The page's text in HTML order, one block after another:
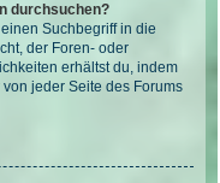
durchsuchen?
Suchbegriff in die
der Foren- oder
erhältst du, indem
jeder Seite des Forums